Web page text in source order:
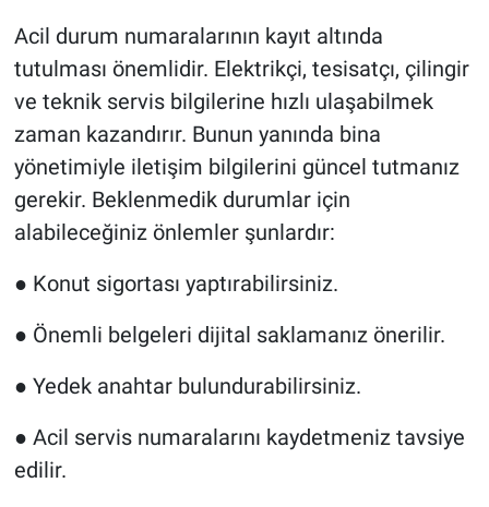
Acil durum numaralarının kayıt altında
tutulması önemlidir. Elektrikçi, tesisatçı, çilingir
ve teknik servis bilgilerine hızlı ulaşabilmek
zaman kazandırır. Bunun yanında bina
yönetimiyle iletişim bilgilerini güncel tutmanız
gerekir. Beklenmedik durumlar için
alabileceğiniz önlemler şunlardır:
● Konut sigortası yaptırabilirsiniz.
● Önemli belgeleri dijital saklamanız önerilir.
● Yedek anahtar bulundurabilirsiniz.
● Acil servis numaralarını kaydetmeniz tavsiye
edilir.